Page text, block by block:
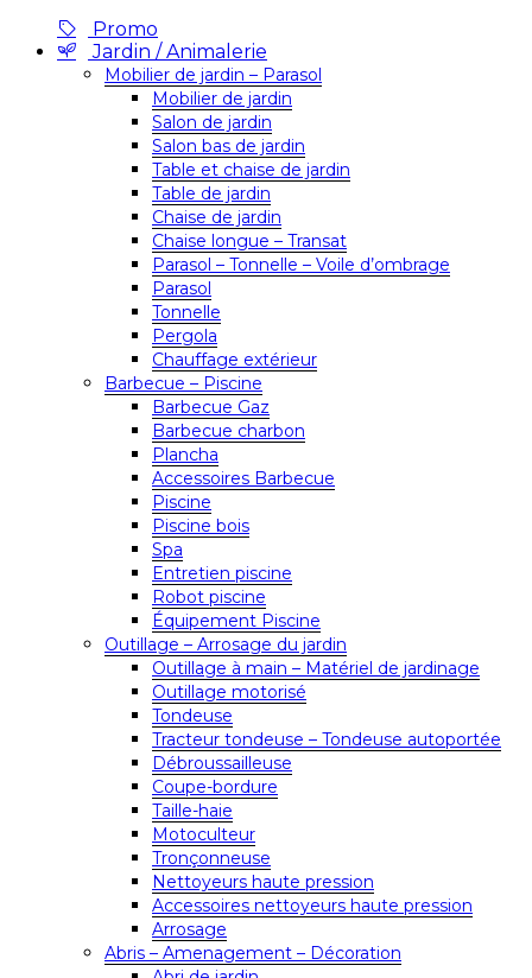
Promo
Jardin / Animalerie
Mobilier de jardin – Parasol
Mobilier de jardin
Salon de jardin
Salon bas de jardin
Table et chaise de jardin
Table de jardin
Chaise de jardin
Chaise longue – Transat
Parasol – Tonnelle – Voile d’ombrage
Parasol
Tonnelle
Pergola
Chauffage extérieur
Barbecue – Piscine
Barbecue Gaz
Barbecue charbon
Plancha
Accessoires Barbecue
Piscine
Piscine bois
Spa
Entretien piscine
Robot piscine
Équipement Piscine
Outillage – Arrosage du jardin
Outillage à main – Matériel de jardinage
Outillage motorisé
Tondeuse
Tracteur tondeuse – Tondeuse autoportée
Débroussailleuse
Coupe-bordure
Taille-haie
Motoculteur
Tronçonneuse
Nettoyeurs haute pression
Accessoires nettoyeurs haute pression
Arrosage
Abris – Amenagement – Décoration